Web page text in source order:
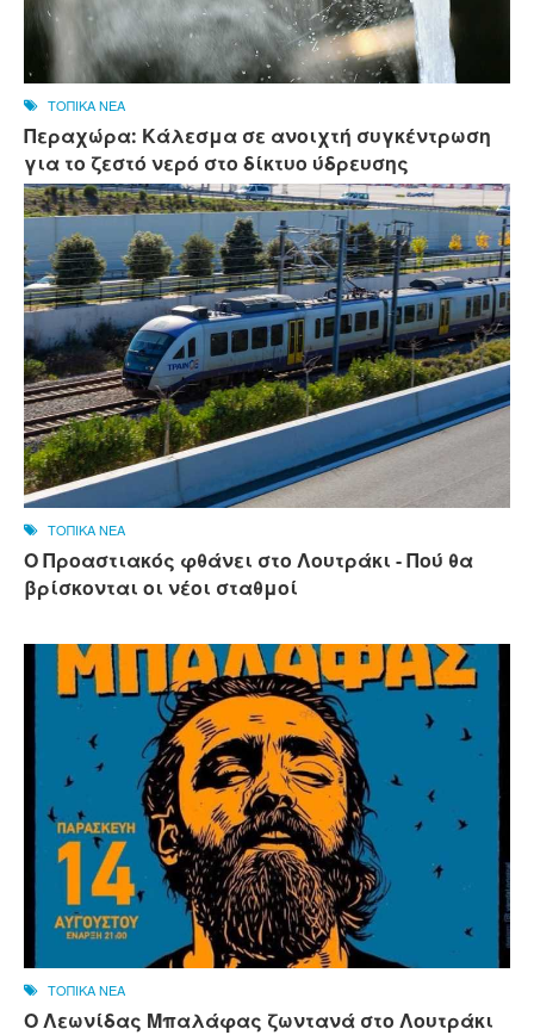
ΤΟΠΙΚΑ ΝΕΑ
Περαχώρα: Κάλεσμα σε ανοιχτή συγκέντρωση
για το ζεστό νερό στο δίκτυο ύδρευσης
ΤΟΠΙΚΑ ΝΕΑ
Ο Προαστιακός φθάνει στο Λουτράκι - Πού θα
βρίσκονται οι νέοι σταθμοί
ΤΟΠΙΚΑ ΝΕΑ
Ο Λεωνίδας Μπαλάφας ζωντανά στο Λουτράκι